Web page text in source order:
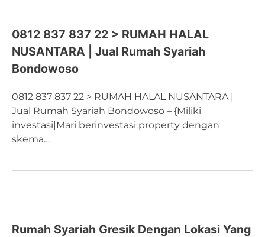
0812 837 837 22 > RUMAH HALAL
NUSANTARA | Jual Rumah Syariah
Bondowoso
0812 837 837 22 > RUMAH HALAL NUSANTARA |
Jual Rumah Syariah Bondowoso – {Miliki
investasi|Mari berinvestasi property dengan
skema…
Rumah Syariah Gresik Dengan Lokasi Yang